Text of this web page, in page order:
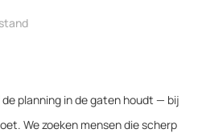
planning in de gaten houdt — bij
We zoeken mensen die scherp